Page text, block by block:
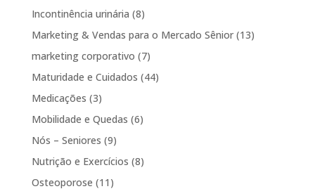
Incontinência urinária (8)
Marketing & Vendas para o Mercado Sênior(13)
marketing corporativo (7)
Maturidade e Cuidados (44)
Medicações (3)
Mobilidade e Quedas (6)
Nós – Seniores (9)
Nutrição e Exercícios (8)
Osteoporose (11)